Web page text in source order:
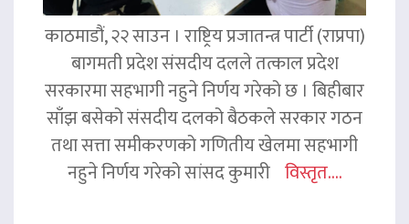
काठमाडौं, २२ साउन । राष्ट्रिय प्रजातन्त्र पार्टी (राप्रपा)
बागमती प्रदेश संसदीय दलले तत्काल प्रदेश
सरकारमा सहभागी नहुने निर्णय गरेको छ । बिहीबार
साँझ बसेको संसदीय दलको बैठकले सरकार गठन
तथा सत्ता समीकरणको गणितीय खेलमा सहभागी
नहुने निर्णय गरेको सांसद कुमारी विस्तृत....